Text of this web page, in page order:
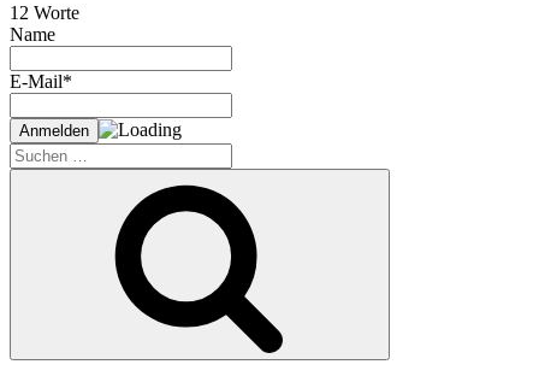
12 Worte
Name
E-Mail*
Suche
nach: